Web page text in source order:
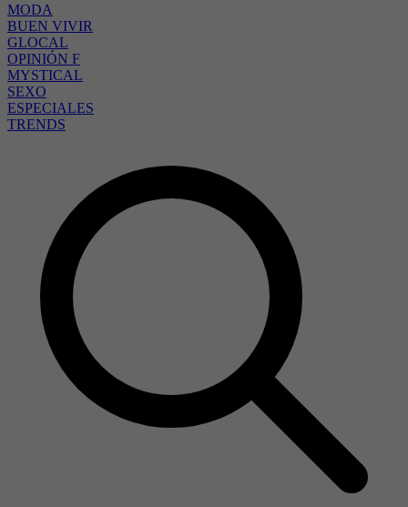
MODA
BUEN VIVIR
GLOCAL
OPINIÓN F
MYSTICAL
SEXO
ESPECIALES
TRENDS